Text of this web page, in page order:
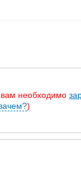
необходимо
)